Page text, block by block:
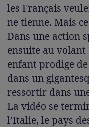
les Français
ne tienne. Mais
Dans une action
ensuite au volant
enfant prodige
dans un
ressortir dans
La vidéo se
l’Italie, le pays